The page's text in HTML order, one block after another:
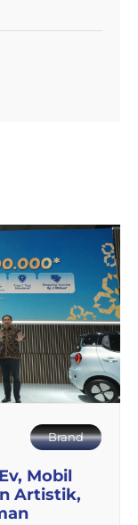
Brand
Mobil
Artistik,